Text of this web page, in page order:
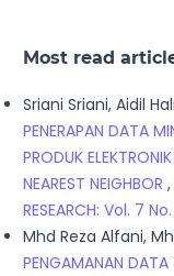
Most read
Sriani Sriani, Aidil
PENERAPAN DATA
PRODUK
NEAREST NEIGHBOR ,
RESEARCH: Vol. 7
Mhd Reza Alfani,
PENGAMANAN